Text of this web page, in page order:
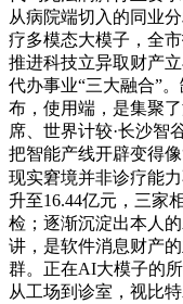
从病院端切入的同业
疗多模态大模子，全
推进科技立异取财产
代办事业“三大融合”
布，使用端，是集聚
席、世界计较·长沙智
把智能产线开辟变得
现实窘境并非诊疗能力
升至16.44亿元，三家
检；逐渐沉淀出本人
讲，是软件消息财产
群。正在AI大模子的
从工场到诊室，视比